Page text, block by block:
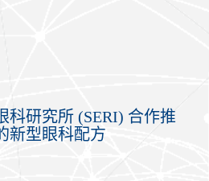
科研究所 (SERI) 合作推
新型眼科配方